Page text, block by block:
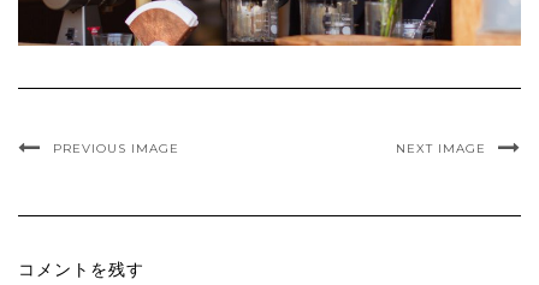
PREVIOUS IMAGE NEXT IMAGE
コメントを残す